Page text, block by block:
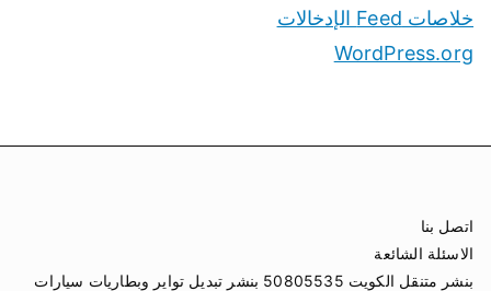
خلاصات Feed الإدخالات
WordPress.org
اتصل بنا
الاسئلة الشائعة
بنشر متنقل الكويت 50805535 بنشر تبديل تواير وبطاريات سيارات